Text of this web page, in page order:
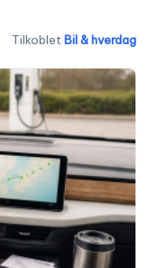
Tilkoblet Bil & hverdag